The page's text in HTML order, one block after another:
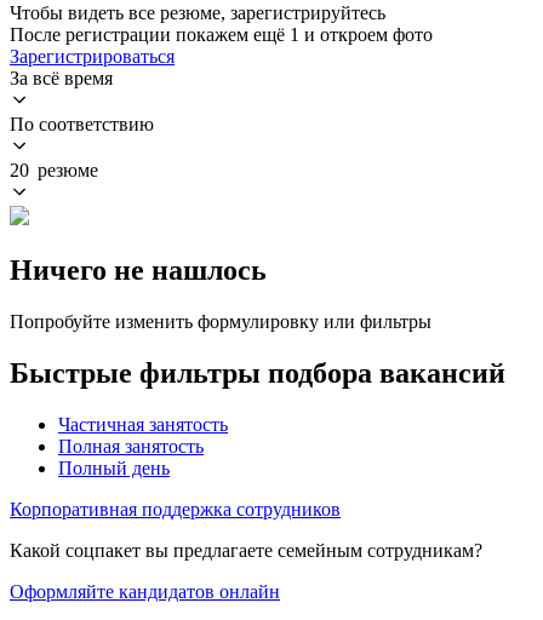
Чтобы видеть все резюме, зарегистрируйтесь
После регистрации покажем ещё 1 и откроем фото
Зарегистрироваться
За всё время
По соответствию
20 резюме
Ничего не нашлось
Попробуйте изменить формулировку или фильтры
Быстрые фильтры подбора вакансий
Частичная занятость
Полная занятость
Полный день
Корпоративная поддержка сотрудников
Какой соцпакет вы предлагаете семейным сотрудникам?
Оформляйте кандидатов онлайн